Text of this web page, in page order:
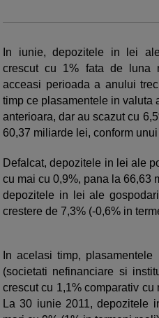
In iunie, depozitele in lei
crescut cu 1% fata de luna
acceasi perioada a anului
timp ce plasamentele in valuta
anterioara, dar au scazut cu
60,37 miliarde lei, conform
Defalcat, depozitele in lei ale
cu mai cu 0,9%, pana la 66,63
depozitele in lei ale
crestere de 7,3% (-0,6% in
In acelasi timp,
(societati nefinanciare si
crescut cu 1,1% comparativ
La 30 iunie 2011, depozitele